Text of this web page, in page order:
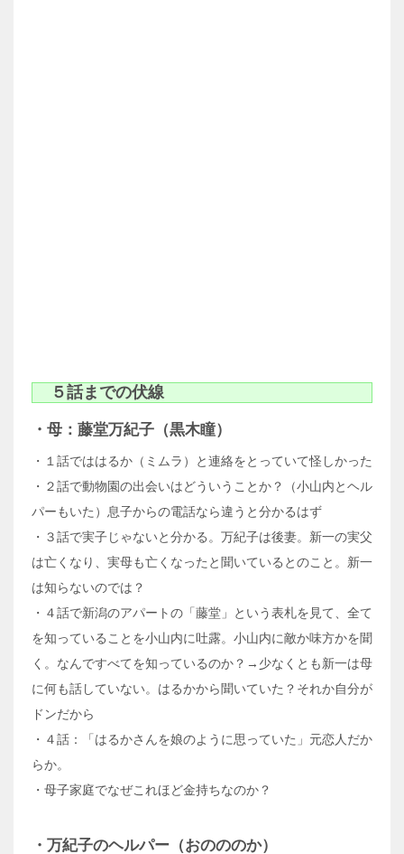
５話までの伏線
・母：藤堂万紀子（黒木瞳）
・１話でははるか（ミムラ）と連絡をとっていて怪しかった
・２話で動物園の出会いはどういうことか？（小山内とヘル
パーもいた）息子からの電話なら違うと分かるはず
・３話で実子じゃないと分かる。万紀子は後妻。新一の実父
は亡くなり、実母も亡くなったと聞いているとのこと。新一
は知らないのでは？
・４話で新潟のアパートの「藤堂」という表札を見て、全て
を知っていることを小山内に吐露。小山内に敵か味方かを聞
く。なんですべてを知っているのか？→少なくとも新一は母
に何も話していない。はるかから聞いていた？それか自分が
ドンだから
・４話：「はるかさんを娘のように思っていた」元恋人だか
らか。
・母子家庭でなぜこれほど金持ちなのか？
・万紀子のヘルパー（おのののか）